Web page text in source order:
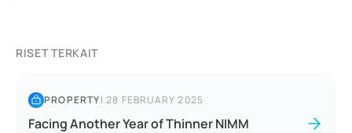
RISET TERKAIT
PROPERTY|28 FEBRUARY 2025
Facing Another Year of Thinner NIMM